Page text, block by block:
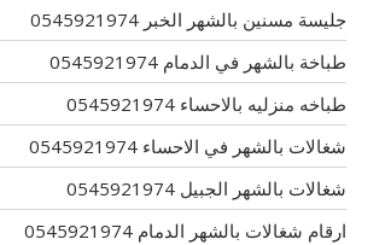
جليسة مسنين بالشهر الخبر 0545921974
طباخة بالشهر في الدمام 0545921974
طباخه منزليه بالاحساء 0545921974
شغالات بالشهر في الاحساء 0545921974
شغالات بالشهر الجبيل 0545921974
ارقام شغالات بالشهر الدمام 0545921974